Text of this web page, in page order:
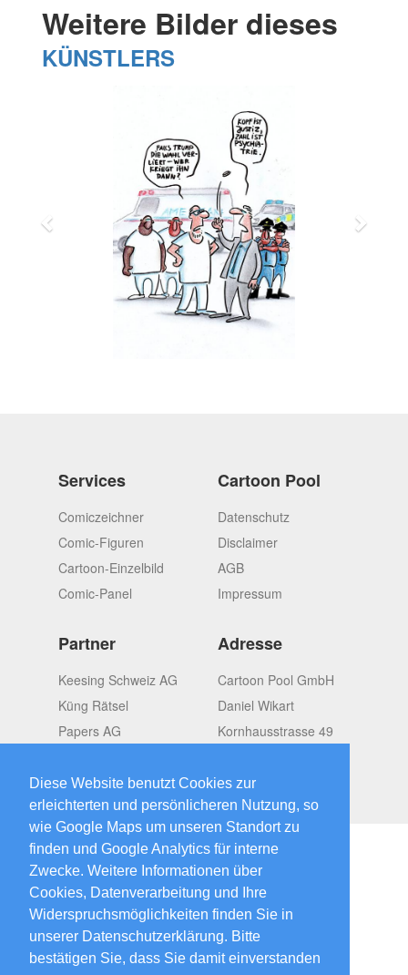
Diese Website benutzt Cookies zur
erleichterten und persönlicheren Nutzung, so
wie Google Maps um unseren Standort zu
finden und Google Analytics für interne
Zwecke. Weitere Informationen über
Cookies, Datenverarbeitung und Ihre
Widerspruchsmöglichkeiten finden Sie in
unserer Datenschutzerklärung. Bitte
bestätigen Sie, dass Sie damit einverstanden
Weitere Bilder dieses
KÜNSTLERS
Services
Comiczeichner
Comic-Figuren
Cartoon-Einzelbild
Comic-Panel
Cartoon Pool
Datenschutz
Disclaimer
AGB
Impressum
Partner
Keesing Schweiz AG
Küng Rätsel
Papers AG
Adresse
Cartoon Pool GmbH
Daniel Wikart
Kornhausstrasse 49
Switzerland
2026 © CartoonPoolcreated by
Papers.ch